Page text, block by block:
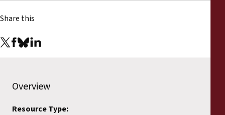
Share this
Overview
Resource Type: